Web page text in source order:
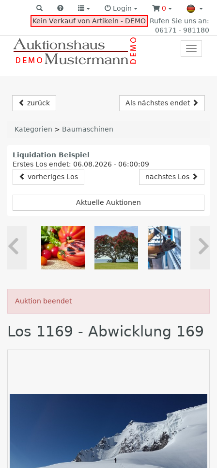
Login
0
Kein Verkauf von Artikeln - DEMO Rufen Sie uns an:
06171 - 981180
Toggle
zurück Als nächstes endet
Kategorien > Baumaschinen
Liquidation Beispiel
Erstes Los endet: 06.08.2026 - 06:00:09
vorheriges Los
nächstes Los
Aktuelle Auktionen
Auktion beendet
Los 1169 - Abwicklung 169